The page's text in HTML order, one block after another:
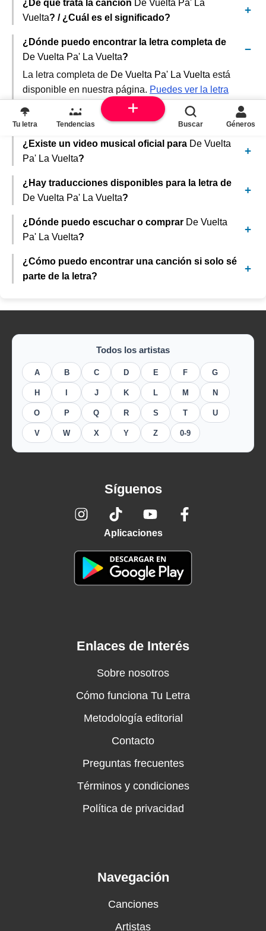
¿De qué trata la canción De Vuelta Pa' La
Vuelta? / ¿Cuál es el significado?
¿Dónde puedo encontrar la letra completa de
De Vuelta Pa' La Vuelta?
La letra completa de De Vuelta Pa' La Vuelta está
disponible en nuestra página. Puedes ver la letra
. También puedes encontrarla en otras
plataformas como Deemey.com o Musixmatch.
¿Existe un video musical oficial para De Vuelta
Pa' La Vuelta?
¿Hay traducciones disponibles para la letra de
De Vuelta Pa' La Vuelta?
¿Dónde puedo escuchar o comprar De Vuelta
Pa' La Vuelta?
¿Cómo puedo encontrar una canción si solo sé
parte de la letra?
Todos los artistas
A B C D E F G
H J K L M N
O P Q R S T U
V W X Y Z 0-9
Síguenos
Aplicaciones
Enlaces de Interés
Sobre nosotros
Cómo funciona Tu Letra
Metodología editorial
Contacto
Preguntas frecuentes
Términos y condiciones
Política de privacidad
Navegación
Canciones
Artistas
Tu letra Tendencias Buscar Géneros